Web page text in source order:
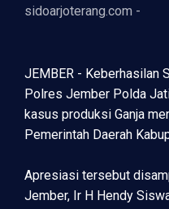
sidoarjoterang.com -
JEMBER - Keberhasilan
Polres Jember Polda
kasus produksi Ganja
Pemerintah Daerah
Apresiasi tersebut
Jember, Ir H Hendy